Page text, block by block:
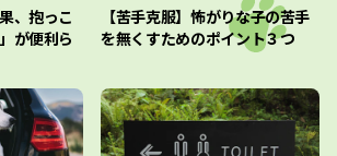
、抱っこ
が便利ら
【苦手克服】怖がりな子の苦手
を無くすためのポイント３つ